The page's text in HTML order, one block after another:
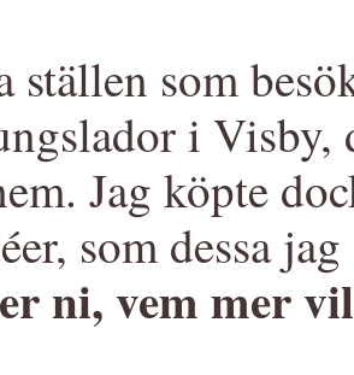
ställen som
i Visby,
Jag köpte
som dessa
ni, vem mer